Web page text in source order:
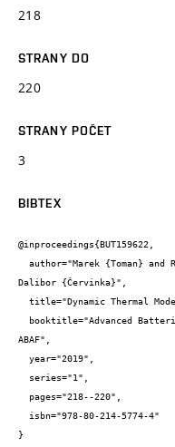
218
STRANY DO
220
STRANY POČET
3
BIBTEX
@inproceedings{BUT159622,
Dalibor {Červinka}",
ABAF",
}